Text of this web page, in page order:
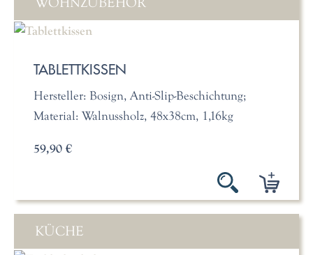
TABLETTKISSEN
Hersteller: Bosign, Anti-Slip-Beschichtung;
Material: Walnussholz, 48x38cm, 1,16kg
59,90 €
KÜCHE